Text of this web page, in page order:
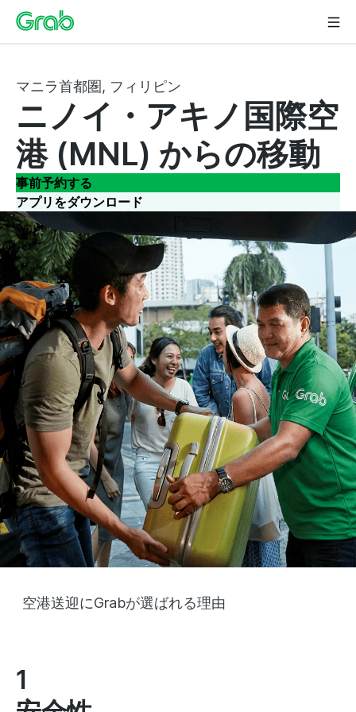
マニラ首都圏, フィリピン
ニノイ・アキノ国際空
港 (MNL) からの移動
事前予約する
アプリをダウンロード
空港送迎にGrabが選ばれる理由
1